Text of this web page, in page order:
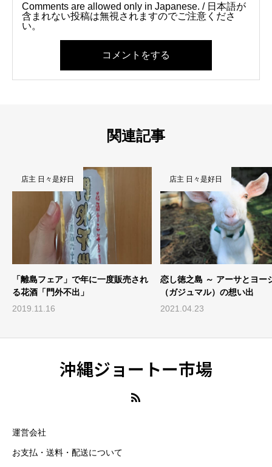
Comments are allowed only in Japanese. / 日本語が
含まれない投稿は無視されますのでご注意くださ
い。
コメントをする
関連記事
恋し徳之島 ～ アーサとヨージュ
（ガジュマル）の想い出
2021.04.23
店主 日々是好日
世界からみて日本はこんな
的！
2024.09.02
店主 日々是好日
沖縄ジョートー市場
運営会社
お支払・送料・配送について